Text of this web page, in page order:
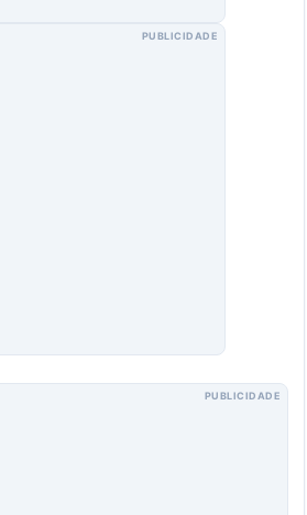
PUBLICIDADE
PUBLICIDADE